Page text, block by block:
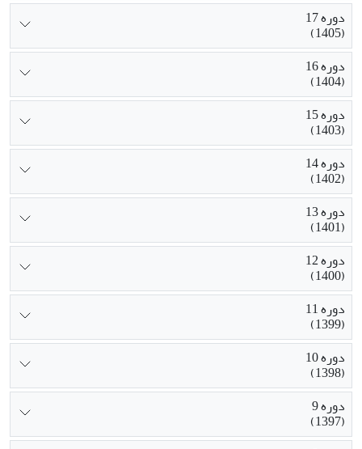
دوره 17
(1405)
دوره 16
(1404)
دوره 15
(1403)
دوره 14
(1402)
دوره 13
(1401)
دوره 12
(1400)
دوره 11
(1399)
دوره 10
(1398)
دوره 9
(1397)